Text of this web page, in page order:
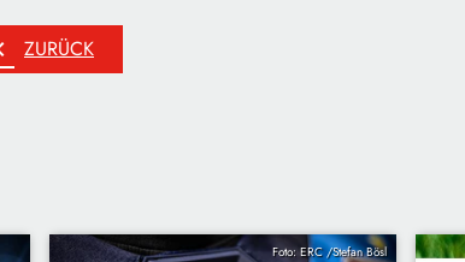
ZURÜCK
Foto: ERC /Stefan Bösl